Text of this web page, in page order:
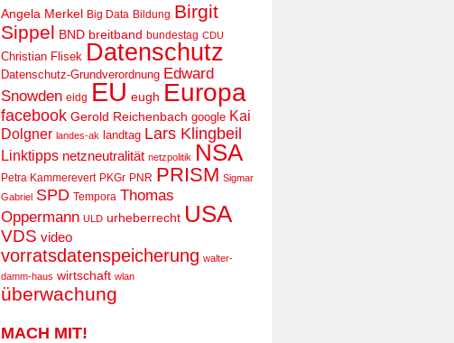
Angela Merkel Big Data Bildung Birgit
Sippel BND breitband bundestag CDU
Christian Flisek Datenschutz
Datenschutz-Grundverordnung Edward
Snowden eidg EU eugh Europa
facebook Gerold Reichenbach google Kai
Dolgner landes-ak landtag Lars Klingbeil
Linktipps netzneutralität netzpolitik NSA
Petra Kammerevert PKGr PNR PRISM Sigmar
Gabriel SPD Tempora Thomas
Oppermann ULD urheberrecht USA
VDS video
vorratsdatenspeicherung walter-
damm-haus wirtschaft wlan
überwachung
MACH MIT!